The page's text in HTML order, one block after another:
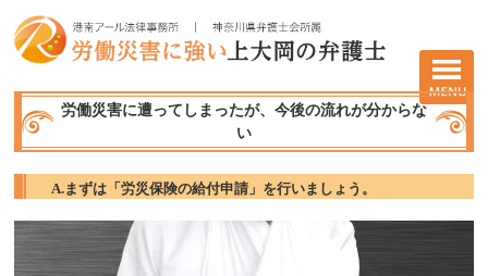
労働災害に遭ってしまったが、今後の流れが分からな
い
A.まずは「労災保険の給付申請」を行いましょう。